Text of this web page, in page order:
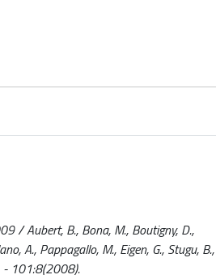
/ Aubert, B., Bona, M., Boutigny, D.,
A., Pappagallo, M., Eigen, G., Stugu, B.,
- 101:8(2008).